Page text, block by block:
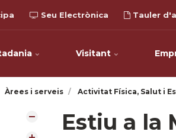
Seu Electrònica Tauler
Visitant
Àrees i serveis Activitat Física, Salut i
Estiu a la